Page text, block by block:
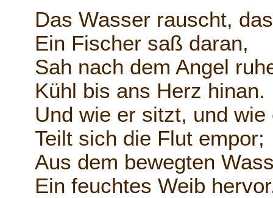
Das Wasser rauscht,
Ein Fischer saß daran,
Sah nach dem Angel
Kühl bis ans Herz hinan.
Und wie er sitzt, und wie
Teilt sich die Flut empor;
Aus dem bewegten
Ein feuchtes Weib